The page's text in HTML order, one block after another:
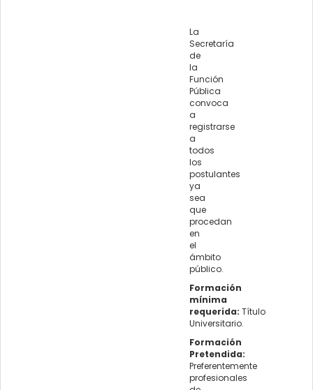
La
Secretaría
de
la
Función
Pública
convoca
a
registrarse
a
todos
los
postulantes
ya
sea
que
procedan
en
el
ámbito
público.
Formación
mínima
requerida: Título
Universitario.
Formación
Pretendida:
Preferentemente
profesionales